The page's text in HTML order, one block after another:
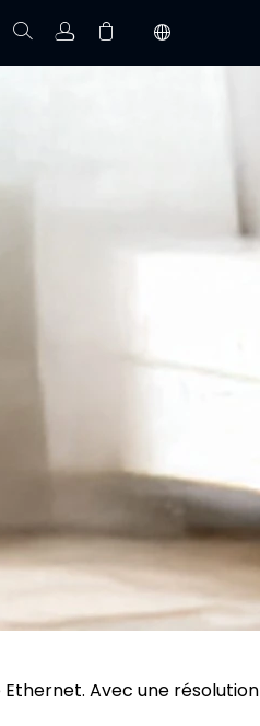
la commande
Avec une résolution